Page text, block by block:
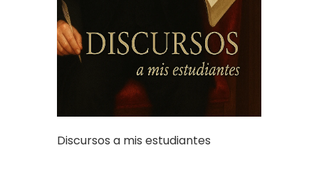
Discursos a mis estudiantes